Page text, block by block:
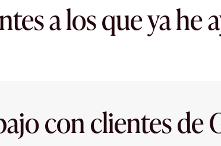
a los que ya he
con clientes de